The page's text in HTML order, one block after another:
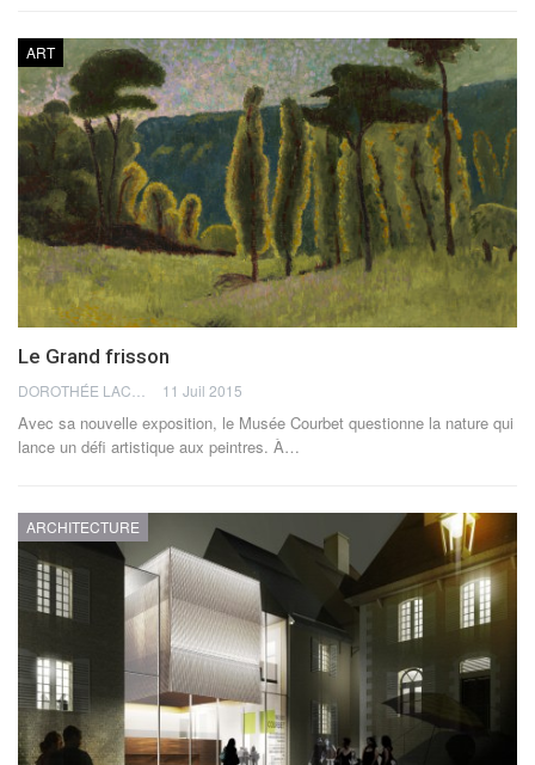
ART
Le Grand frisson
11 Juil 2015
Avec sa nouvelle exposition, le Musée Courbet questionne la nature qui
lance un défi artistique aux peintres. À…
ARCHITECTURE